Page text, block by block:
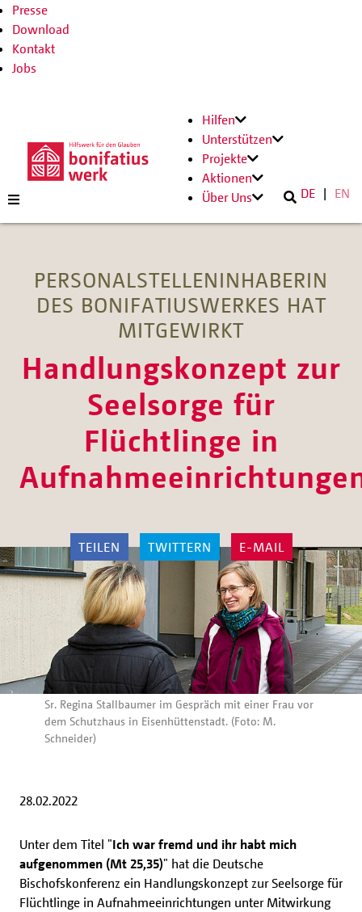
Presse
Download
Kontakt
Jobs
Hilfen
Unterstützen
Projekte
Aktionen
Über Uns
DE EN
PERSONALSTELLENINHABERIN
DES BONIFATIUSWERKES HAT
MITGEWIRKT
Handlungskonzept zur
Seelsorge für
Flüchtlinge in
TEILEN TWITTERN E-MAIL
Sr. Regina Stallbaumer im Gespräch mit einer Frau vor
dem Schutzhaus in Eisenhüttenstadt. (Foto: M.
Schneider)
28.02.2022
Unter dem Titel "Ich war fremd und ihr habt mich
aufgenommen (Mt 25,35)" hat die Deutsche
Bischofskonferenz ein Handlungskonzept zur Seelsorge für
Flüchtlinge in Aufnahmeeinrichtungen unter Mitwirkung